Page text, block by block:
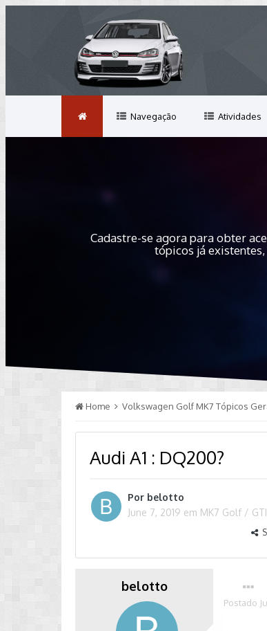
Navegação Atividades
Cadastre-se agora para obter
tópicos já
Home Volkswagen Golf MK7 Tópicos
Audi A1 : DQ200?
Por belotto
June 7, 2019 em MK7 Golf /
belotto
Postado